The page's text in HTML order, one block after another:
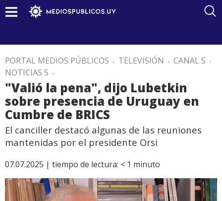
PORTAL MEDIOS PÚBLICOS . TELEVISIÓN . CANAL 5 .
NOTICIAS 5 .
"Valió la pena", dijo Lubetkin
sobre presencia de Uruguay en
Cumbre de BRICS
El canciller destacó algunas de las reuniones
mantenidas por el presidente Orsi
07.07.2025 | tiempo de lectura: < 1 minuto